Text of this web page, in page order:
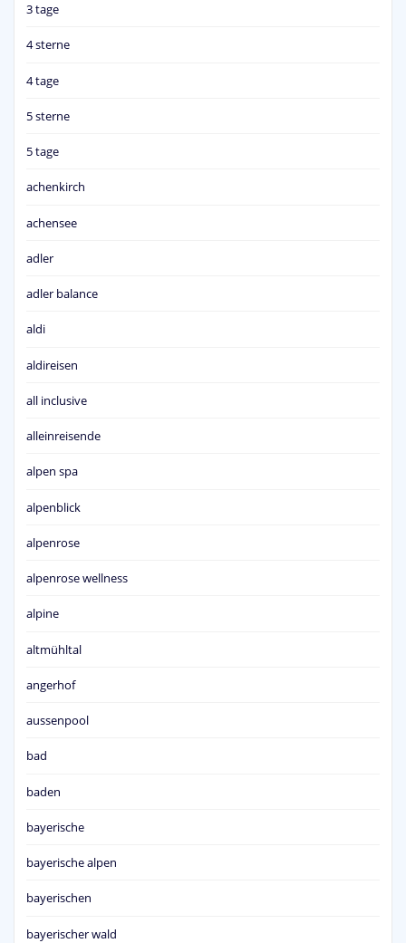
3 tage
4 sterne
4 tage
5 sterne
5 tage
achenkirch
achensee
adler
adler balance
aldi
aldireisen
all inclusive
alleinreisende
alpen spa
alpenblick
alpenrose
alpenrose wellness
alpine
altmühltal
angerhof
aussenpool
bad
baden
bayerische
bayerische alpen
bayerischen
bayerischer wald